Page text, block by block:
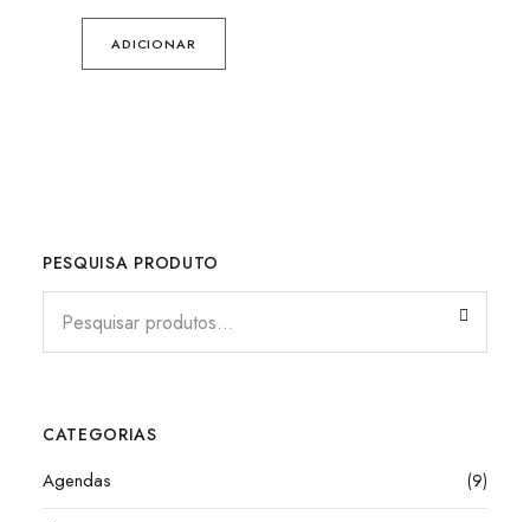
ADICIONAR
PESQUISA PRODUTO
CATEGORIAS
Agendas (9)